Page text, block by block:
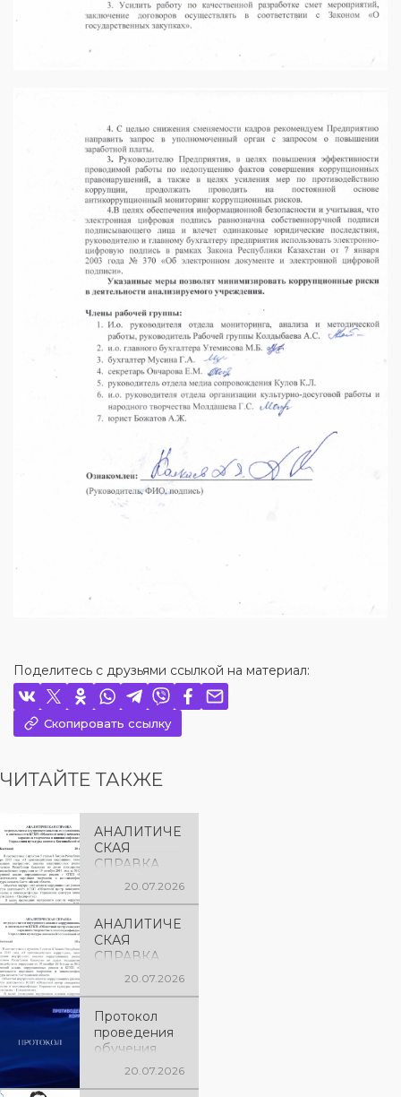
Поделитесь с друзьями ссылкой на материал:
Скопировать ссылку
ЧИТАЙТЕ ТАКЖЕ
АНАЛИТИЧЕ
СКАЯ
СПРАВКА
20.07.2026
АНАЛИТИЧЕ
СКАЯ
СПРАВКА
20.07.2026
Протокол
проведения
обучения
среди20.07.2026